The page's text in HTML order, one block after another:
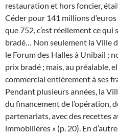
restauration et hors foncier,
Céder pour 141 millions
que 752, c’est réellement ce qui
bradé… Non seulement la Ville
le Forum des Halles à Unibail ;
prix bradé ; mais, au préalable,
commercial entièrement à ses
Pendant plusieurs années, la
du financement de l’opération,
partenariats, avec des recettes
immobilières » (p. 20). En